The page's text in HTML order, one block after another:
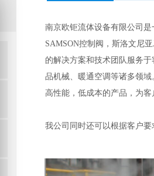
南京欧钜流体设备有限公司
SAMSON控制阀，斯洛文尼
的解决方案和技术团队服务
品机械、暖通空调等诸多领
高性能，低成本的产品，为
我公司同时还可以根据客户要